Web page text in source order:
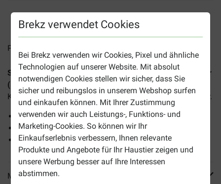
Brekz verwendet Cookies
Bei Brekz verwenden wir Cookies, Pixel und ähnliche
Technologien auf unserer Website. Mit absolut
notwendigen Cookies stellen wir sicher, dass Sie
sicher und reibungslos in unserem Webshop surfen
und einkaufen können. Mit Ihrer Zustimmung
verwenden wir auch Leistungs-, Funktions- und
Marketing-Cookies. So können wir Ihr
Einkaufserlebnis verbessern, Ihnen relevante
Produkte und Angebote für Ihr Haustier zeigen und
unsere Werbung besser auf Ihre Interessen
abstimmen.
Preise inkl. MwSt zzgl.
Schesir Cat Soup mit Lachs & Karotten Katzen-Nassfutter
(Beutel) ist eine schmackhafte und gesunde Suppe für
Katzen. Eine Ergänzungsmahlzeit für echte Feinschmecker.
Aus 100% natürlichen Zutaten
Von Hand zubereitete Katzensuppe
Mit leckerem Wildlachs und Karotte
Mehr Produktinfos